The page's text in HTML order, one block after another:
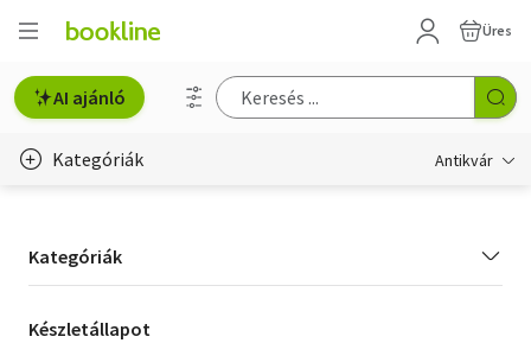
Üres
AI ajánló
Kategóriák Antikvár
Régi képeslap
Életmód, egészség
Kategória
szűrés
Kategóriák
Készletállapot
Készletállapot